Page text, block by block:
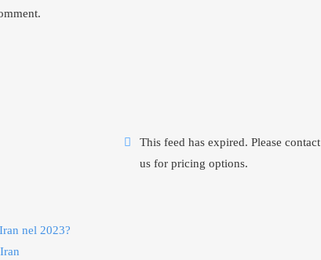
nel 2023?
This feed has expired. Please contact
us for pricing options.